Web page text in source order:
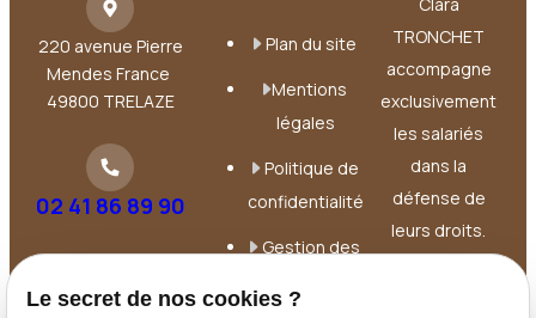
220 avenue Pierre
Mendes France
49800 TRELAZE
02 41 86 89 90
Plan du site
Mentions
légales
Politique de
confidentialité
Gestion des
TRONCHET
accompagne
exclusivement
les salariés
dans la
défense de
leurs droits.
Elle intervient à
Le secret de nos cookies ?